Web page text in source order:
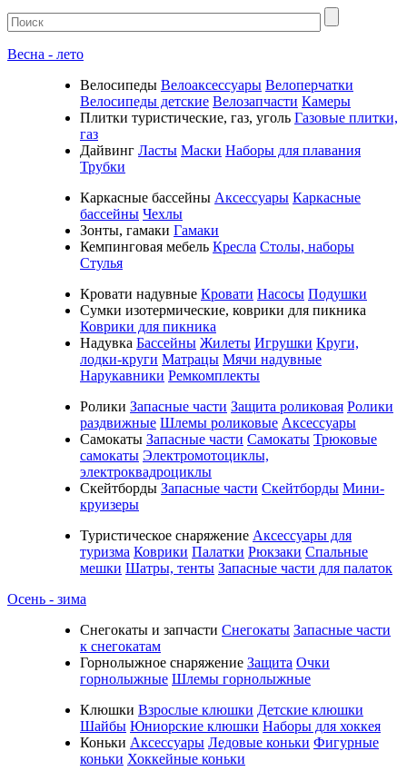
Весна - лето
Велосипеды Велоаксессуары Велоперчатки
Велосипеды детские Велозапчасти Камеры
Плитки туристические, газ, уголь Газовые плитки,
газ
Дайвинг Ласты Маски Наборы для плавания
Трубки
Каркасные бассейны Аксессуары Каркасные
бассейны Чехлы
Зонты, гамаки Гамаки
Кемпинговая мебель Кресла Столы, наборы
Стулья
Кровати надувные Кровати Насосы Подушки
Cумки изотермические, коврики для пикника
Коврики для пикника
Надувка Бассейны Жилеты Игрушки Круги,
лодки-круги Матрацы Мячи надувные
Нарукавники Ремкомплекты
Ролики Запасные части Защита роликовая Ролики
раздвижные Шлемы роликовые Аксессуары
Самокаты Запасные части Самокаты Трюковые
самокаты Электромотоциклы,
электроквадроциклы
Скейтборды Запасные части Скейтборды Мини-
круизеры
Туристическое снаряжение Аксессуары для
туризма Коврики Палатки Рюкзаки Спальные
мешки Шатры, тенты Запасные части для палаток
Осень - зима
Cнегокаты и запчасти Снегокаты Запасные части
к снегокатам
Горнолыжное снаряжение Защита Очки
горнолыжные Шлемы горнолыжные
Клюшки Взрослые клюшки Детские клюшки
Шайбы Юниорские клюшки Наборы для хоккея
Коньки Аксессуары Ледовые коньки Фигурные
коньки Хоккейные коньки